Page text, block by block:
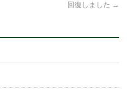
回復しました →